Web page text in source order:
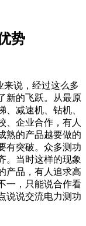
势
说，经过这么多
新的飞跃。从最原
减速机、钻机、
、企业合作，有人
熟的产品越要做的
有突破。众多测功
。当时这样的现象
产品，有人追求高
一，只能说合作看
说说交流电力测功